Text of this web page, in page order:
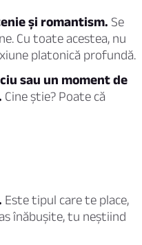
și romantism. Se
Cu toate acestea, nu
platonică profundă.
sau un moment de
Cine știe? Poate că
Este tipul care te place,
înăbușite, tu neștiind